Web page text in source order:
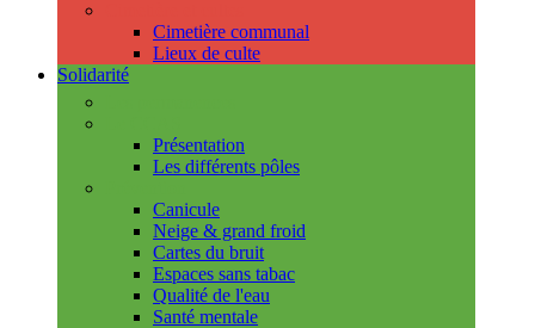
Cimetière communal
Lieux de culte
Solidarité
Présentation
Les différents pôles
Canicule
Neige & grand froid
Cartes du bruit
Espaces sans tabac
Qualité de l'eau
Santé mentale